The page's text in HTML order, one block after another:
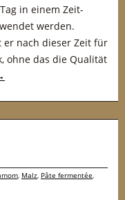
in einem Zeit-
werden.
er nach dieser Zeit für
ohne das die Qualität
, Malz, Pâte fermentée,